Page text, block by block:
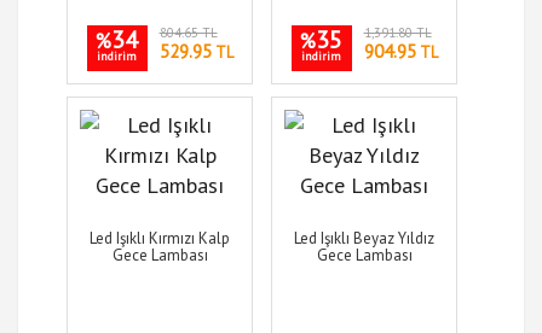
%34
indirim
804.65 TL
529.95TL %35
indirim
1,391.80 TL
904.95TL
Led Işıklı Kırmızı Kalp
Gece Lambası
Led Işıklı Beyaz Yıldız
Gece Lambası